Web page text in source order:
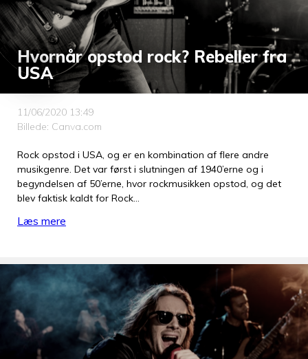
Hvornår opstod rock? Rebeller fra
USA
11/06/2020 13:49
Billede: Canva.com
Rock opstod i USA, og er en kombination af flere andre
musikgenre. Det var først i slutningen af 1940’erne og i
begyndelsen af 50’erne, hvor rockmusikken opstod, og det
blev faktisk kaldt for Rock…
Læs mere